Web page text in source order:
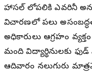
హాస్టల్ లోపలికి ఎవరినీ
విచారణలో పలు
అధికారులు ఆగ్రహం
మంది విద్యార్థినులకు
ఆదివారం నలుగురు